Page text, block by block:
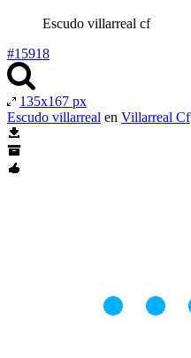
Escudo villarreal cf
#15918
135x167 px
Escudo villarreal en Villarreal Cf